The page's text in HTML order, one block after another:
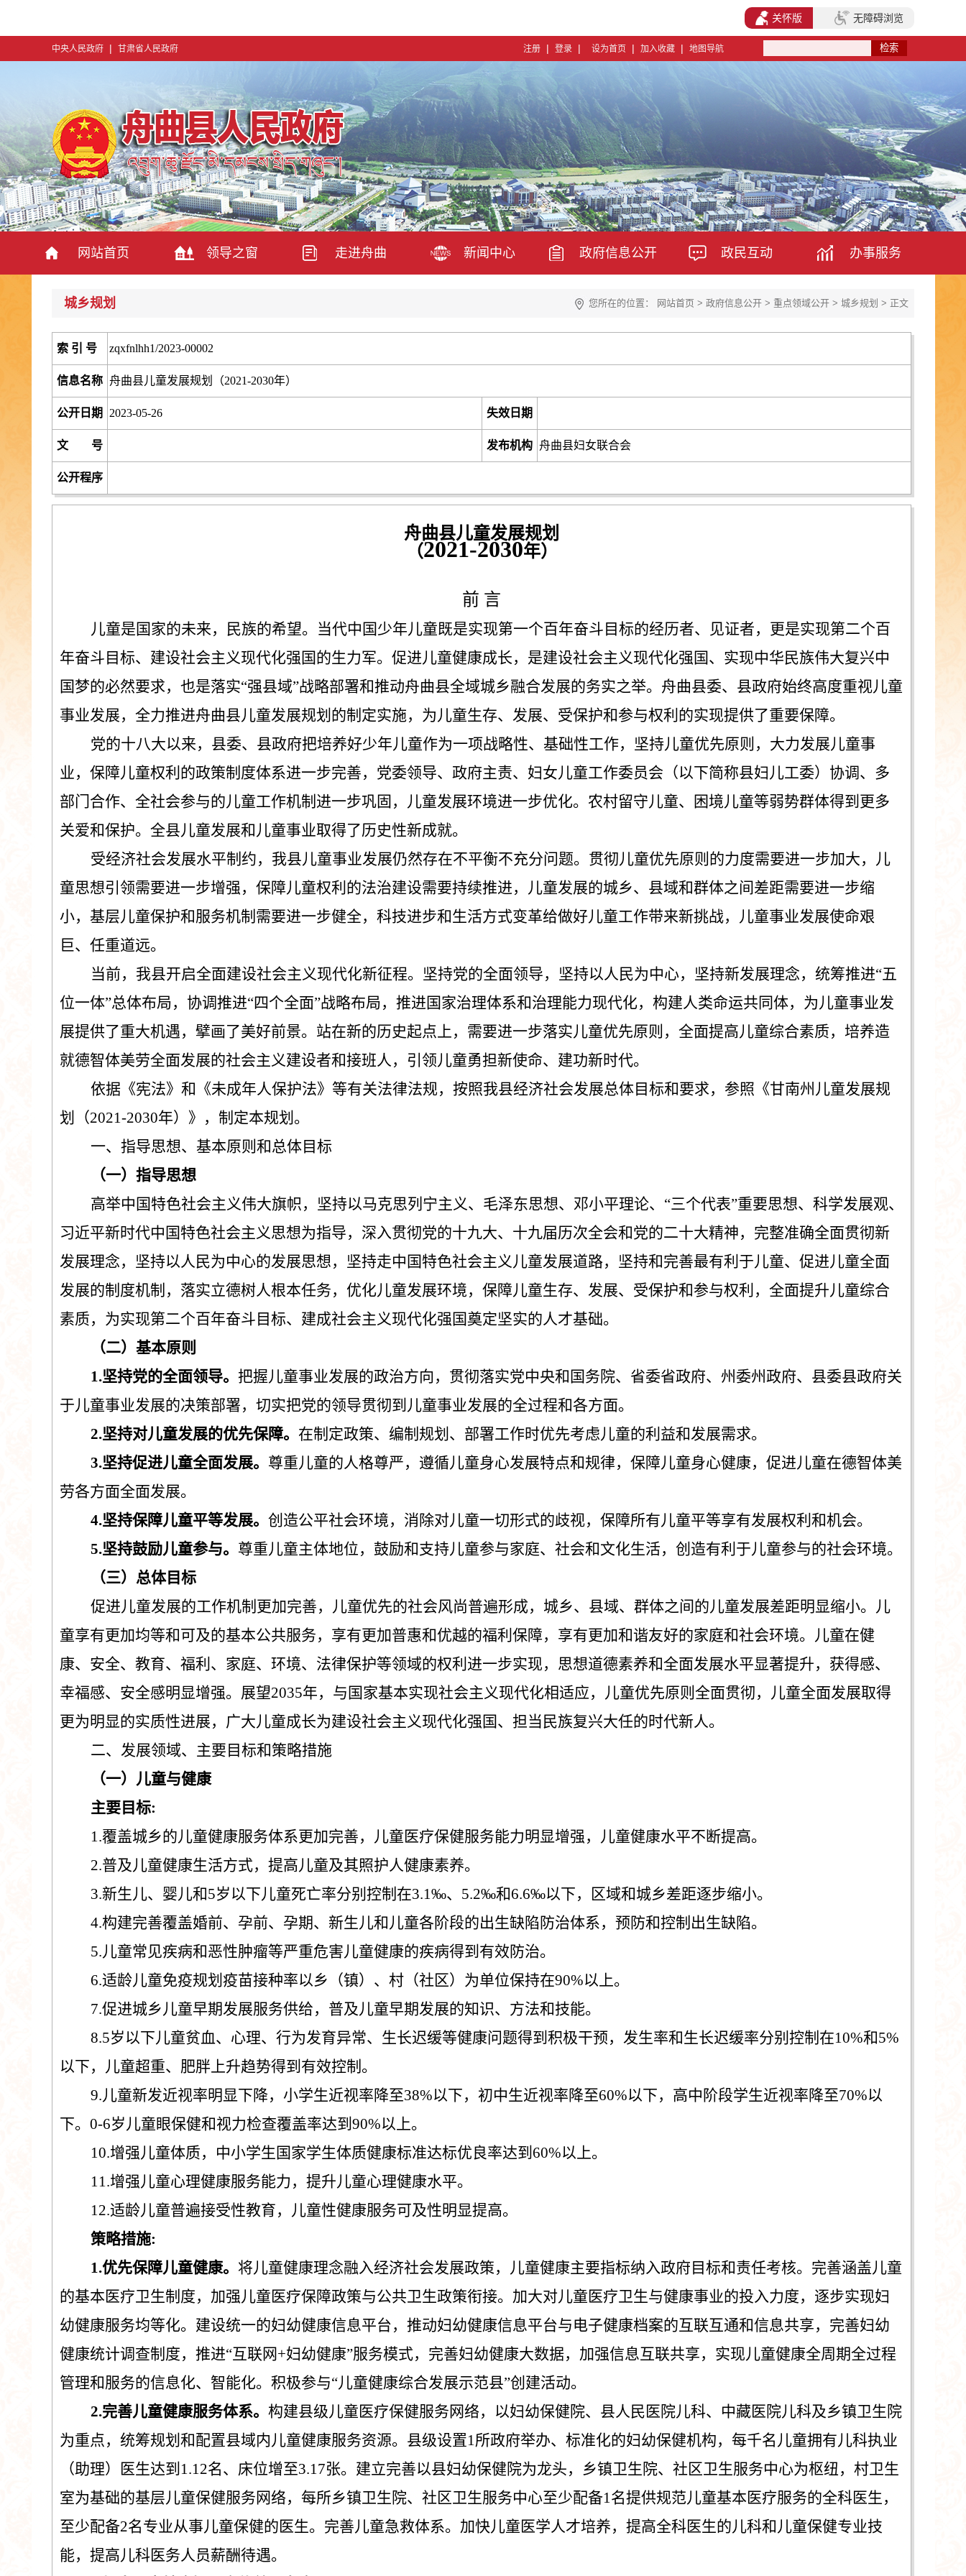
中央人民政府 | 甘肃省人民政府 设为首页 | 加入收藏 | 地图导航
注册 | 登录 |
网站首页 领导之窗 走进舟曲 新闻中心 政府信息公开 政民互动 办事服务
城乡规划 您所在的位置： 网站首页 > 政府信息公开 > 重点领域公开 > 城乡规划 > 正文
索 引 号 zqxfnlhh1/2023-00002
信息名称 舟曲县儿童发展规划（2021-2030年）
公开日期 2023-05-26 失效日期
文 号 发布机构 舟曲县妇女联合会
公开程序
舟曲县儿童发展规划
（2021-2030年）
前 言
儿童是国家的未来，民族的希望。当代中国少年儿童既是实现第一个百年奋斗目标的经历者、见证者， 更是实现第二个百
年奋斗目标、建设社会主义现代化强国的生力军。促进儿童健康成长， 是建设社会主义现代化强国、实现中华民族伟大复兴中
国梦的必然要求， 也是落实“强县域”战略部署和推动舟曲县全域城乡融合发展的务实之举。 舟曲县委、 县政府始终高度重视儿童
事业发展，全力推进舟曲县儿童发展规划的制定实施，为儿童生存、发展、受保护和参与权利的实现提供了重要保障。
党的十八大以来， 县委、 县政府把培养好少年儿童作为一项战略性、基础性工作，坚持儿童优先原则，大力发展儿童事
业，保障儿童权利的政策制度体系进一步完善，党委领导、政府主责、妇女儿童工作委员会（以下简称县妇儿工委）协调、多
部门合作、全社会参与的儿童工作机制进一步巩固，儿童发展环境进一步优化。农村留守儿童、困境儿童等弱势群体得到更多
关爱和保护。 全县儿童发展和儿童事业取得了历史性新成就。
受经济社会发展水平制约，我县儿童事业发展仍然存在不平衡不充分问题。贯彻儿童优先原则的力度需要进一步加大，儿
童思想引领需要进一步增强，保障儿童权利的法治建设需要持续推进，儿童发展的城乡、 县域和群体之间差距需要进一步缩
小，基层儿童保护和服务机制需要进一步健全，科技进步和生活方式变革给做好儿童工作带来新挑战，儿童事业发展使命艰
巨、任重道远。
当前，我县开启全面建设社会主义现代化新征程。坚持党的全面领导，坚持以人民为中心，坚持新发展理念，统筹推进“五
位一体”总体布局，协调推进“四个全面”战略布局，推进国家治理体系和治理能力现代化，构建人类命运共同体，为儿童事业发
展提供了重大机遇，擘画了美好前景。站在新的历史起点上，需要进一步落实儿童优先原则，全面提高儿童综合素质，培养造
就德智体美劳全面发展的社会主义建设者和接班人，引领儿童勇担新使命、建功新时代。
依据 《宪法》 和 《未成年人保护法》 等有关法律法规，按照我县经济社会发展总体目标和要求，参照《甘南州 儿童发展规
划
（2021-2030年）》，制定本规划。
一、指导思想、基本原则和总体目标
（一） 指导思想
高举中国特色社会主义伟大旗帜，坚持以马克思列宁主义、毛泽东思想、邓小平理论、 “三个代表”重要思想、科学发展观、
习近平新时代中国特色社会主义思想为指导，深入贯彻党的十九大、十九届历次全会和党的二十大精神， 完整准确全面贯彻新
发展理念，坚持以人民为中心的发展思想，坚持走中国特色社会主义儿童发展道路，坚持和完善最有利于儿童、促进儿童全面
发展的制度机制，落实立德树人根本任务，优化儿童发展环境，保障儿童生存、发展、受保护和参与权利，全面提升儿童综合
素质，为实现第二个百年奋斗目标、建成社会主义现代化强国奠定坚实的人才基础。
（二） 基本原则
1.坚持党的全面领导。 把握儿童事业发展的政治方向，贯彻落实党中央和国务院、省委省政府、州委州政府、县委县政府关
于儿童事业发展的决策部署，切实把党的领导贯彻到儿童事业发展的全过程和各方面。
2.坚持对儿童发展的优先保障。 在制定政策、编制规划、部署工作时优先考虑儿童的利益和发展需求。
3.坚持促进儿童全面发展。 尊重儿童的人格尊严，遵循儿童身心发展特点和规律，保障儿童身心健康，促进儿童在德智体美
劳各方面全面发展。
4.坚持保障儿童平等发展。 创造公平社会环境，消除对儿童一切形式的歧视，保障所有儿童平等享有发展权利和机会。
5.坚持鼓励儿童参与。 尊重儿童主体地位，鼓励和支持儿童参与家庭、社会和文化生活，创造有利于儿童参与的社会环境。
（三） 总体目标
促进儿童发展的工作机制更加完善，儿童优先的社会风尚普遍形成，城乡、 县域、群体之间的儿童发展差距明显缩小。儿
童享有更加均等和可及的基本公共服务，享有更加普惠和优越的福利保障，享有更加和谐友好的家庭和社会环境。儿童在健
康、安全、教育、福利、家庭、环境、法律保护等领域的权利进一步实现，思想道德素养和全面发展水平显著提升，获得感、
幸福感、安全感明显增强。展望2035年，与国家基本实现社会主义现代化相适应，儿童优先原则全面贯彻，儿童全面发展取得
更为明显的实质性进展，广大儿童成长为建设社会主义现代化强国、担当民族复兴大任的时代新人。
二、发展领域、主要目标和策略措施
（一） 儿童与健康
主要目标:
1.覆盖城乡的儿童健康服务体系更加完善，儿童医疗保健服务能力明显增强，儿童健康水平不断提高。
2.普及儿童健康生活方式，提高儿童及其照护人健康素养。
3.新生儿、婴儿和5岁以下儿童死亡率分别 控制在3.1‰、 5.2‰和6.6‰以下， 区域和城乡差距逐步缩小。
4.构建完善覆盖婚前、孕前、孕期、新生儿和儿童各阶段的出生缺陷防治体系，预防和控制出生缺陷。
5.儿童常见疾病和恶性肿瘤等严重危害儿童健康的疾病得到有效防治。
6.适龄儿童免疫规划疫苗接种率以乡（镇）、村（社区）为单位保持在90%以上。
7.促进城乡儿童早期发展服务供给，普及儿童早期发展的知识、方法和技能。
8.5岁以下儿童贫血、心理、行为发育异常、生长迟缓等健康问题得到积极干预，发生率和生长迟缓率分别控制在10%和5%
以下，儿童超重、肥胖上升趋势得到有效控制。
9.儿童新发近视率明显下降，小学生近视率降至38%以下，初中生近视率降至60%以下，高中阶段学生近视率降至70%以
下。 0-6岁儿童眼保健和视力检查覆盖率达到 90%以上。
10.增强儿童体质，中小学生国家学生体质健康标准达标优良率达到 60%以上。
11.增强儿童心理健康服务能力，提升儿童心理健康水平。
12.适龄儿童普遍接受性教育，儿童性健康服务可及性明显提高。
策略措施:
1.优先保障儿童健康。 将儿童健康理念融入经济社会发展政策，儿童健康主要指标纳入政府目标和责任考核。 完善涵盖儿童
的基本医疗卫生制度，加强儿童医疗保障政策与公共卫生政策衔接。加大对儿童医疗卫生与健康事业的投入力度，逐步实现妇
幼健康服务均等化。建设统一的妇幼健康信息平台，推动妇幼健康信息平台与电子健康档案的互联互通和信息共享，完善妇幼
健康统计调查制度，推进“互联网+妇幼健康”服务模式，完善妇幼健康大数据，加强信息互联共享，实现儿童健康全周期全过程
管理和服务的信息化、智能化。 积极参与“儿童健康综合发展示范县”创建活动。
2.完善儿童健康服务体系。 构建县级儿童医疗保健服务网络，以妇幼保健院、 县人民医院儿科、中藏医院儿科及乡镇卫生院
为重点，统筹规划和配置县域内儿童健康服务资源。县级设置1所政府举办、标准化的妇幼保健机构，每千名儿童拥有儿科执业
（助理） 医生达到 1.12名、床位增至3.17张。建立完善以县妇幼保健院为龙头，乡镇卫生院、社区卫生服务中心为枢纽，村卫生
室为基础的基层儿童保健服务网络，每所乡镇卫生院、社区卫生服务中心至少配备1名提供规范儿童基本医疗服务的全科医生，
至少配备2名专业从事儿童保健的医生。完善儿童急救体系。加快儿童医学人才培养，提高全科医生的儿科和儿童保健专业技
能，提高儿科医务人员薪酬待遇。
关怀版 无障碍浏览